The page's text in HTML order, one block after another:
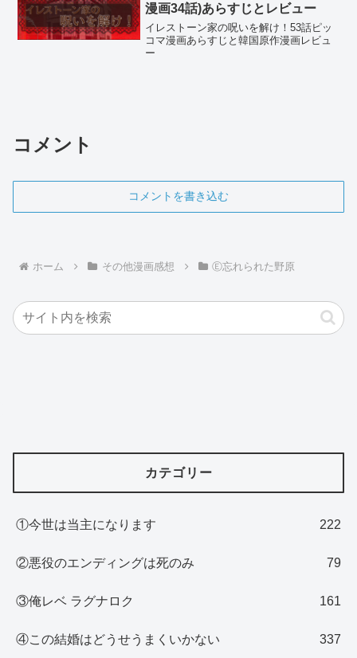
漫画34話)あらすじとレビュー
イレストーン家の呪いを解け！53話ピッ
コマ漫画あらすじと韓国原作漫画レビュ
ー
コメント
コメントを書き込む
ホーム その他漫画感想 Ⓔ忘れられた野原
カテゴリー
①今世は当主になります 222
②悪役のエンディングは死のみ 79
③俺レベ ラグナロク 161
④この結婚はどうせうまくいかない 337